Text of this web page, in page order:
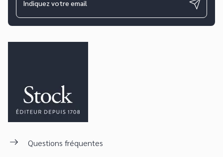
Indiquez votre email
Questions fréquentes